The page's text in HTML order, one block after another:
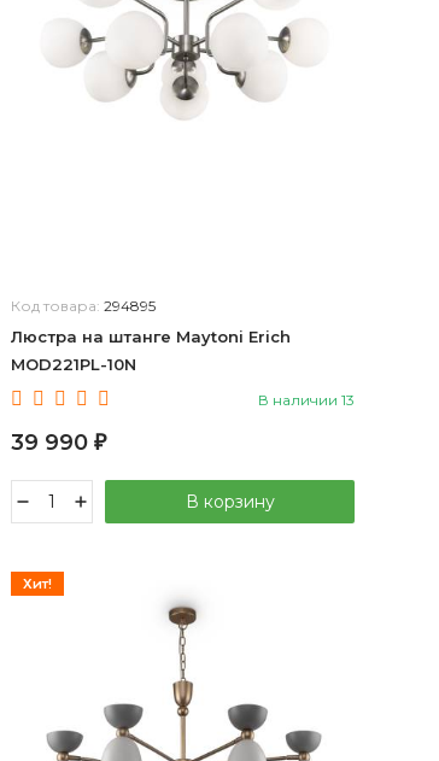
Код товара:294895
Люстра на штанге Maytoni Erich
MOD221PL-10N
В наличии 13
39 990₽
В корзину
Хит!